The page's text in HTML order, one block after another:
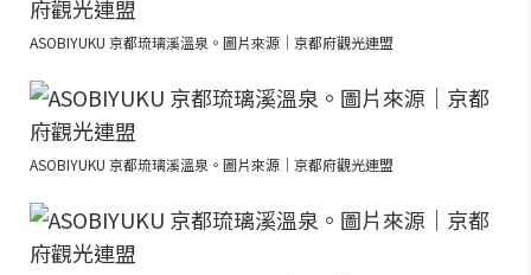
ASOBIYUKU 京都琉璃溪溫泉。圖片來源｜京都府觀光連盟
ASOBIYUKU 京都琉璃溪溫泉。圖片來源｜京都府觀光連盟